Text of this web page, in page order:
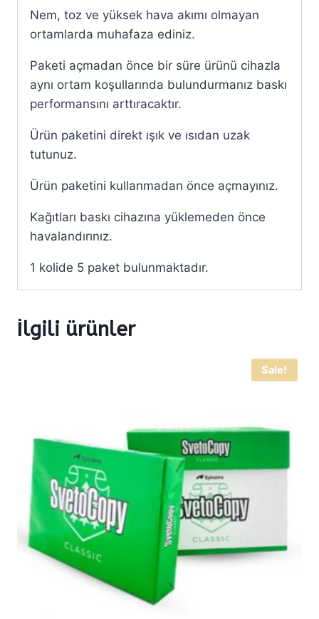
Nem, toz ve yüksek hava akımı olmayan
ortamlarda muhafaza ediniz.
Paketi açmadan önce bir süre ürünü cihazla
aynı ortam koşullarında bulundurmanız baskı
performansını arttıracaktır.
Ürün paketini direkt ışık ve ısıdan uzak
tutunuz.
Ürün paketini kullanmadan önce açmayınız.
Kağıtları baskı cihazına yüklemeden önce
havalandırınız.
1 kolide 5 paket bulunmaktadır.
İlgili ürünler
Sale!